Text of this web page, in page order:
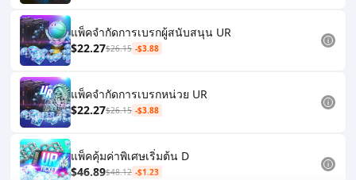
แพ็คจำกัดการเบรกผู้สนับสนุน UR
$22.27$26.15 -$3.88
แพ็คจำกัดการเบรกหน่วย UR
$22.27$26.15 -$3.88
แพ็คคุ้มค่าพิเศษเริ่มต้น D
$46.89$48.12 -$1.23